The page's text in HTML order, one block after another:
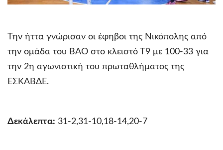
Την ήττα γνώρισαν οι έφηβοι της Νικόπολης από
την ομάδα του ΒΑΟ στο κλειστό Τ9 με 100-33 για
την 2η αγωνιστική του πρωταθλήματος της
ΕΣΚΑΒΔΕ.
Δεκάλεπτα: 31-2,31-10,18-14,20-7